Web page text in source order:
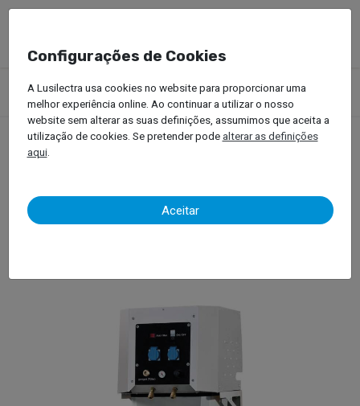
Produtos Equipamentos Oficinais
Pintura Automóvel
Centrais de Aspiração
Herkules –Hexacomb Turbo
Turbo
Configurações de Cookies
A Lusilectra usa cookies no website para proporcionar uma
melhor experiência online. Ao continuar a utilizar o nosso
website sem alterar as suas definições, assumimos que aceita a
utilização de cookies. Se pretender podealterar as definições
aqui.
Aceitar